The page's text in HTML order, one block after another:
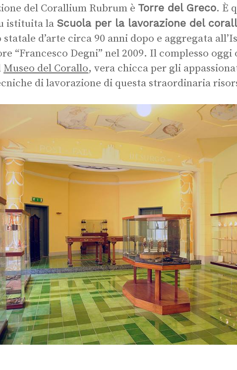
del Corallium Rubrum è Torre del Greco. È
istituita la Scuola per la lavorazione del
d’arte circa 90 anni dopo e aggregata
“Francesco Degni” nel 2009. Il complesso
Museo del Corallo, vera chicca per gli
di lavorazione di questa straordinaria